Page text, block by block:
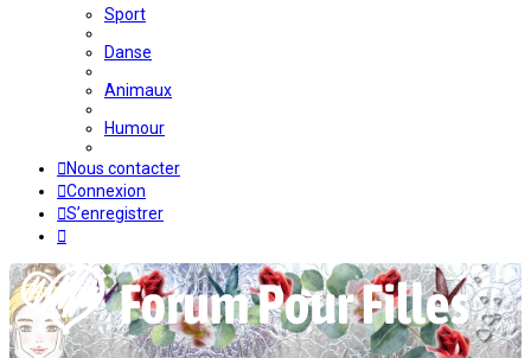
Sport
Danse
Animaux
Humour
Nous contacter
Connexion
S’enregistrer